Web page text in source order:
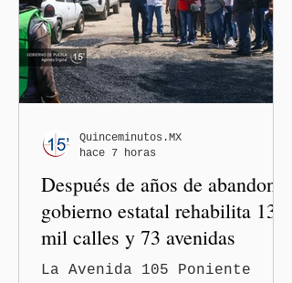
Después de años de abandono,
gobierno estatal rehabilita 13
mil calles y 73 avenidas
La Avenida 105 Poniente
Quinceminutos.MX
hace 7 horas